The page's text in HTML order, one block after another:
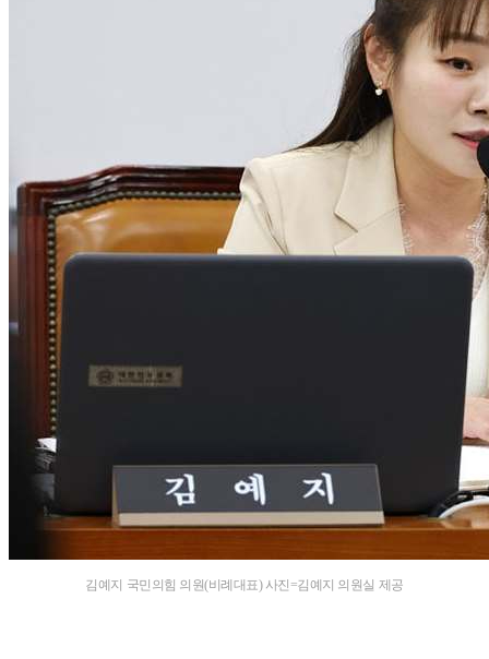
김예지 국민의힘 의원(비례대표) 사진=김예지 의원실 제공